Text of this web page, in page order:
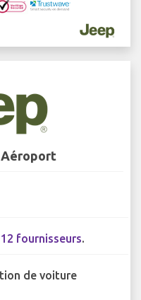
Aéroport
12 fournisseurs.
de voiture